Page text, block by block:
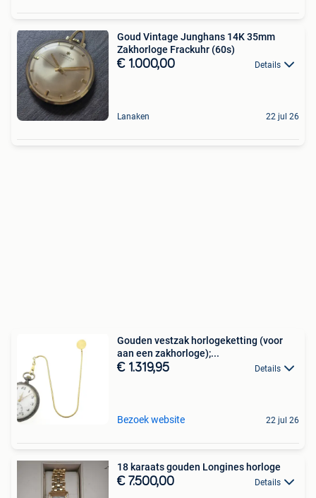
Goud Vintage Junghans 14K 35mm
Zakhorloge Frackuhr (60s)
€ 1.000,00 Details
Lanaken 22 jul 26
Gouden vestzak horlogeketting (voor
aan een zakhorloge);...
€ 1.319,95 Details
Bezoek website 22 jul 26
18 karaats gouden Longines horloge
€ 7.500,00 Details